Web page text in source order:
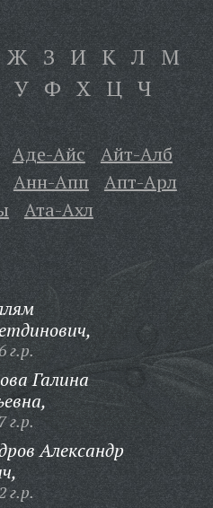
Ж З И К Л М
У Ф Х Ц Ч
Аде-Айс
Айт-Алб
Анн-Апп
Апт-Арл
Ата-Ахл
г.р.
Галина
г.р.
Александр
г.р.